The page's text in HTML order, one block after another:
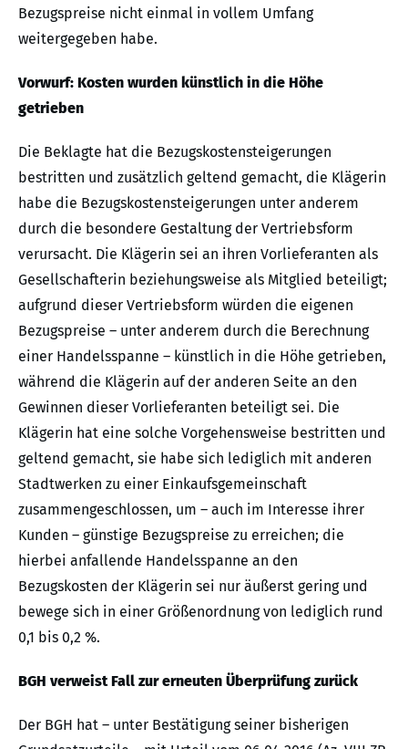
Bezugspreise nicht einmal in vollem Umfang
weitergegeben habe.
Vorwurf: Kosten wurden künstlich in die Höhe
getrieben
Die Beklagte hat die Bezugskostensteigerungen
bestritten und zusätzlich geltend gemacht, die Klägerin
habe die Bezugskostensteigerungen unter anderem
durch die besondere Gestaltung der Vertriebsform
verursacht. Die Klägerin sei an ihren Vorlieferanten als
Gesellschafterin beziehungsweise als Mitglied beteiligt;
aufgrund dieser Vertriebsform würden die eigenen
Bezugspreise – unter anderem durch die Berechnung
einer Handelsspanne – künstlich in die Höhe getrieben,
während die Klägerin auf der anderen Seite an den
Gewinnen dieser Vorlieferanten beteiligt sei. Die
Klägerin hat eine solche Vorgehensweise bestritten und
geltend gemacht, sie habe sich lediglich mit anderen
Stadtwerken zu einer Einkaufsgemeinschaft
zusammengeschlossen, um – auch im Interesse ihrer
Kunden – günstige Bezugspreise zu erreichen; die
hierbei anfallende Handelsspanne an den
Bezugskosten der Klägerin sei nur äußerst gering und
bewege sich in einer Größenordnung von lediglich rund
0,1 bis 0,2 %.
BGH verweist Fall zur erneuten Überprüfung zurück
Der BGH hat – unter Bestätigung seiner bisherigen